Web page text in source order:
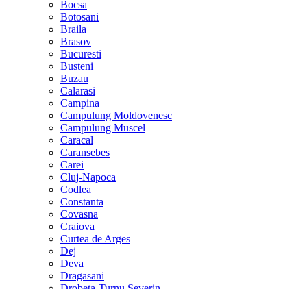
Bocsa
Botosani
Braila
Brasov
Bucuresti
Busteni
Buzau
Calarasi
Campina
Campulung Moldovenesc
Campulung Muscel
Caracal
Caransebes
Carei
Cluj-Napoca
Codlea
Constanta
Covasna
Craiova
Curtea de Arges
Dej
Deva
Dragasani